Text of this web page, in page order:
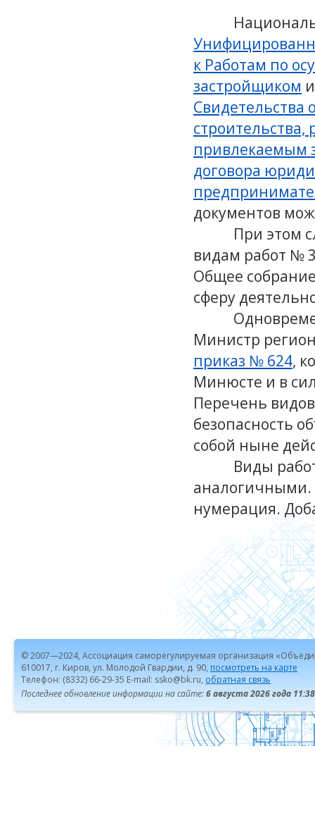
к Работам по
застройщиком
Свидетельства
привлекаемым
договора
документов
При этом
видам работ №
Общее
сферу
Министр
приказ № 624,
Минюсте и в
Перечень
безопасность
собой ныне
Виды
аналогичными.
нумерация.
© 2007—2024, Ассоциация саморегулируемая организация
610017, г. Киров, ул. Молодой Гвардии, д. 90, посмотреть на карте
Телефон: (8332) 66-29-35 E-mail: ssko@bk.ru, обратная связь
Последнее обновление информации на сайте:6 августа 2026 года 11:38